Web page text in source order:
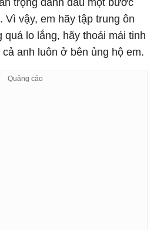
Vì vậy, em hãy tập trung ôn
lo lắng, hãy thoải mái tinh
anh luôn ở bên ủng hộ em.